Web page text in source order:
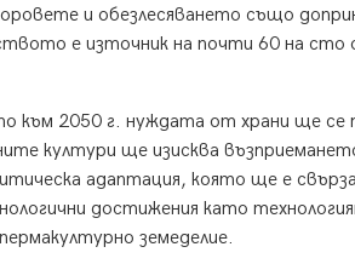
и обезлесяването също
е източник на почти 60 на сто
към 2050 г. нуждата от храни ще
култури ще изисква
адаптация, която ще е
достижения като
земеделие.